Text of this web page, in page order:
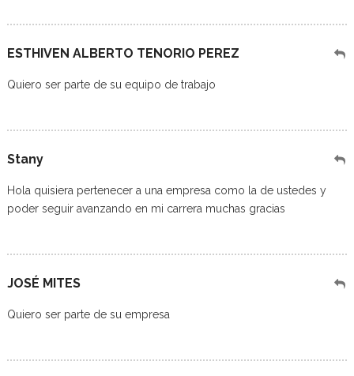
ESTHIVEN ALBERTO TENORIO PEREZ
Quiero ser parte de su equipo de trabajo
Stany
Hola quisiera pertenecer a una empresa como la de ustedes y
poder seguir avanzando en mi carrera muchas gracias
JOSÉ MITES
Quiero ser parte de su empresa